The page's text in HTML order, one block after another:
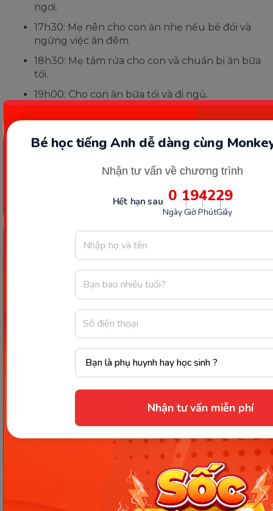
Bé học tiếng Anh dễ dàng cùng
Nhận tư vấn về chương trình
Hết hạn sau 0
Ngày
19
Giờ
42
Phút
27
Giây
Nhận tư vấn miễn phí
ngơi.
17h30: Mẹ nên cho con ăn nhẹ nếu bé đói và
ngừng việc ăn đêm.
18h30: Mẹ tắm rửa cho con và chuẩn bị ăn bữa
tối.
19h00: Cho con ăn bữa tối và đi ngủ.
Chu kỳ Easy 2-3-4 (trẻ từ khoảng
19-46 tuần)
Chu kỳ này áp dụng khi con bạn trong giai đoạn từ
khoảng 19-46 tuần tuổi. Ban ngày, con nên ngủ
khoảng 2 giấc và thời gian giữa các bữa ăn nên cách
nhau khoảng 4 tiếng. Thời gian cho mỗi giấc ngủ
ban ngày cũng được rút ngắn, chỉ còn từ 30 – 45
Đặc điểm của bé trong độ tuổi này là: Sẽ ngủ muộn
và khó ngủ hơn; thức đòi ăn đêm hoặc nằm chơi
không muốn ngủ lại nữa. Vì vậy, giảm bớt số giấc
ngủ ban ngày và dịch chuyển thời điểm ăn của con
sát với giờ ăn trưa của cả nhà là mục tiêu quan
Bài tập áp dụng chu kỳ Easy 2-3-4 tại nhà:
chơi khoảng 2 tiếng.
9h: Cho con ngủ khoảng 2 tiếng. Mẹ tranh thủ
11h: Cho con ăn bữa trưa và chơi, vận động